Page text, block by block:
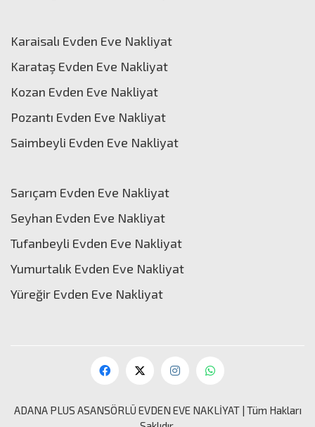
Karaisalı Evden Eve Nakliyat
Karataş Evden Eve Nakliyat
Kozan Evden Eve Nakliyat
Pozantı Evden Eve Nakliyat
Saimbeyli Evden Eve Nakliyat
Sarıçam Evden Eve Nakliyat
Seyhan Evden Eve Nakliyat
Tufanbeyli Evden Eve Nakliyat
Yumurtalık Evden Eve Nakliyat
Yüreğir Evden Eve Nakliyat
ADANA PLUS ASANSÖRLÜ EVDEN EVE NAKLİYAT| Tüm Hakları